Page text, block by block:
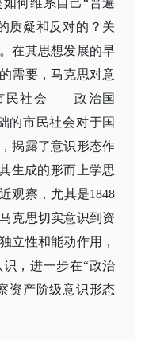
何维系自己“普遍
质疑和反对的？关
在其思想发展的早
需要，马克思对意
民社会——政治国
的市民社会对于国
揭露了意识形态作
生成的形而上学思
观察，尤其是1848
克思切实意识到资
立性和能动作用，
，进一步在“政治
资产阶级意识形态